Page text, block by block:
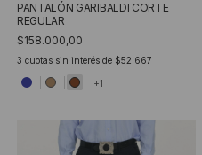
PANTALÓN GARIBALDI CORTE
REGULAR
$158.000,00
3 cuotas sin interés de $52.667
+1